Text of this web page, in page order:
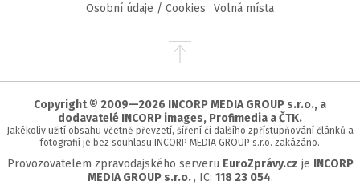
Osobní údaje / Cookies
Volná místa
Přejít
stránky
Copyright © 2009—2026 INCORP MEDIA GROUP s.r.o., a
dodavatelé INCORP images, Profimedia a ČTK.
Jakékoliv užití obsahu včetně převzetí, šíření či dalšího zpřístupňování článků a
fotografií je bez souhlasu INCORP MEDIA GROUP s.r.o. zakázáno.
Provozovatelem zpravodajského serveru EuroZprávy.cz je INCORP
MEDIA GROUP s.r.o. , IC: 118 23 054.